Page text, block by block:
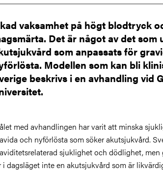
vaksamhet på högt blodtryck
Det är något av det som
som anpassats för
Modellen som kan bli
beskrivs i en avhandling vid
med avhandlingen har varit att minska
och nyförlösta som söker akutsjukvård.
sjuklighet och dödlighet, men
i dagsläget inte en akutsjukvård som är